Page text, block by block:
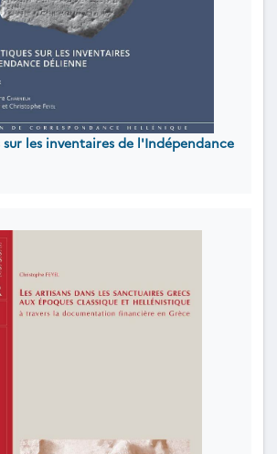
les inventaires de l'Indépendance